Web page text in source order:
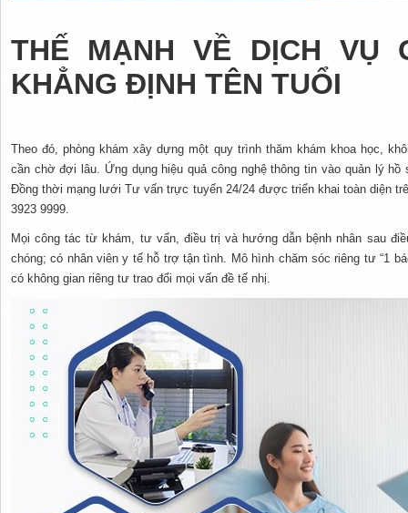
THẾ MẠNH VỀ DỊCH VỤ
KHẲNG ĐỊNH TÊN TUỔI
Theo đó, phòng khám xây dựng một quy trình thăm khám khoa học,
cần chờ đợi lâu. Ứng dụng hiệu quả công nghệ thông tin vào quản lý
Đồng thời mạng lưới Tư vấn trực tuyến 24/24 được triển khai toàn diện
3923 9999.
Mọi công tác từ khám, tư vấn, điều trị và hướng dẫn bệnh nhân sau
chóng; có nhân viên y tế hỗ trợ tận tình. Mô hình chăm sóc riêng tư “1
có không gian riêng tư trao đổi mọi vấn đề tế nhị.